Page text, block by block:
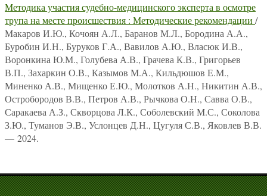
Методика участия судебно-медицинского эксперта в осмотре
трупа на месте происшествия : Методические рекомендации /
Макаров И.Ю., Кочоян А.Л., Баранов М.Л., Бородина А.А.,
Буробин И.Н., Буруков Г.А., Вавилов А.Ю., Власюк И.В.,
Воронкина Ю.М., Голубева А.В., Грачева К.В., Григорьев
В.П., Захаркин О.В., Казымов М.А., Кильдюшов Е.М.,
Миненко А.В., Мищенко Е.Ю., Молотков А.Н., Никитин А.В.,
Остробородов В.В., Петров А.В., Рычкова О.Н., Савва О.В.,
Саракаева А.З., Скворцова Л.К., Соболевский М.С., Соколова
З.Ю., Туманов Э.В., Услонцев Д.Н., Цугуля С.В., Яковлев В.В.
— 2024.